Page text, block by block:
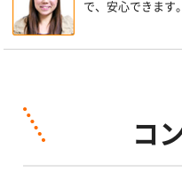
で、安心できます。
コ